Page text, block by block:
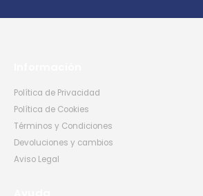
Política de Privacidad
Política de Cookies
Términos y Condiciones
Devoluciones y cambios
Aviso Legal